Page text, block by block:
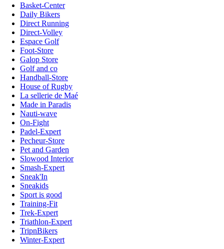
Basket-Center
Daily Bikers
Direct Running
Direct-Volley
Espace Golf
Foot-Store
Galop Store
Golf and co
Handball-Store
House of Rugby
La sellerie de Maé
Made in Paradis
Nauti-wave
On-Fight
Padel-Expert
Pecheur-Store
Pet and Garden
Slowood Interior
Smash-Expert
Sneak'In
Sneakids
Sport is good
Training-Fit
Trek-Expert
Triathlon-Expert
TripnBikers
Winter-Expert